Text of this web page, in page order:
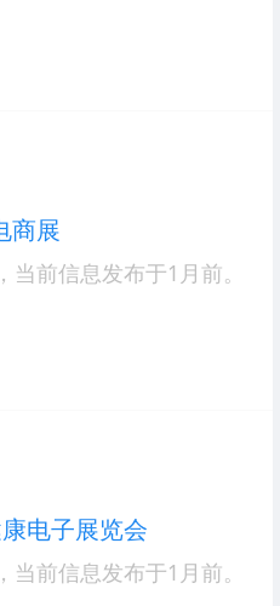
商展
，当前信息发布于1月前。
电子展览会
，当前信息发布于1月前。